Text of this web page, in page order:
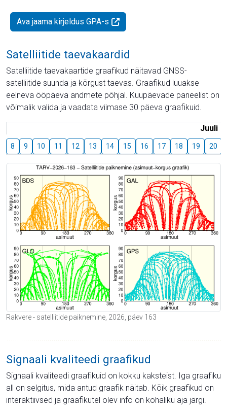
Ava jaama kirjeldus GPA-s
Satelliitide taevakaardid
Satelliitide taevakaartide graafikud näitavad GNSS-
satelliitide suunda ja kõrgust taevas. Graafikud luuakse
eelneva ööpäeva andmete põhjal. Kuupäevade paneelist on
võimalik valida ja vaadata viimase 30 päeva graafikuid.
Juuli
8 9 10 11 12 13 14 15 16 17 18 19 20
Rakvere - satelliitide paiknemine, 2026, päev 163
Signaali kvaliteedi graafikud
Signaali kvaliteedi graafikuid on kokku kaksteist. Iga graafiku
all on selgitus, mida antud graafik näitab. Kõik graafikud on
interaktiivsed ja graafikutel olev info on kohaliku aja järgi.